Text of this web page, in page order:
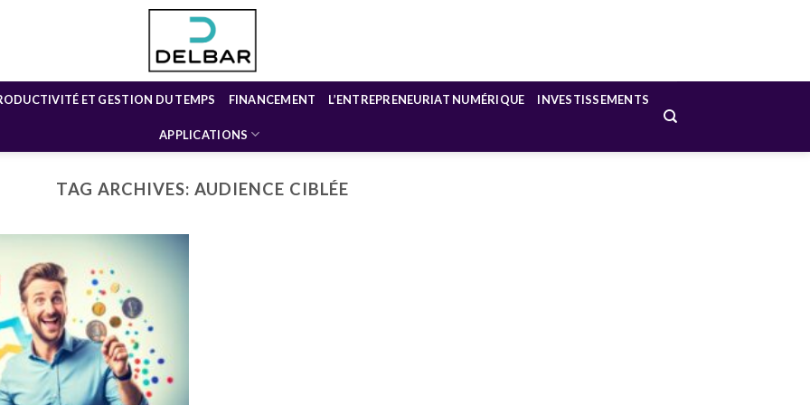
ET GESTION DU TEMPS FINANCEMENT L’ENTREPRENEURIAT NUMÉRIQUE INVESTISSEMENTS
APPLICATIONS
TAG ARCHIVES: AUDIENCE CIBLÉE